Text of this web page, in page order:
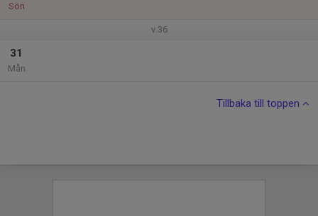
Sön
v.36
31
Mån
Tillbaka till toppen